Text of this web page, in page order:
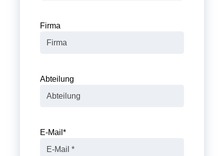
Firma
Abteilung
E-Mail *